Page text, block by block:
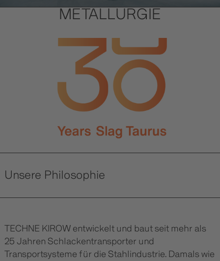
METALLURGIE
Unsere Philosophie
TECHNE KIROW entwickelt und baut seit mehr als
25 Jahren Schlackentransporter und
Transportsysteme für die Stahlindustrie. Damals wie